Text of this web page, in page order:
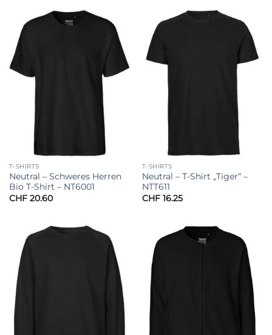
T-SHIRTS
Neutral – Schweres Herren
Bio T-Shirt – NT6001
CHF20.60
T-SHIRTS
Neutral – T-Shirt „Tiger“ –
NTT611
CHF16.25